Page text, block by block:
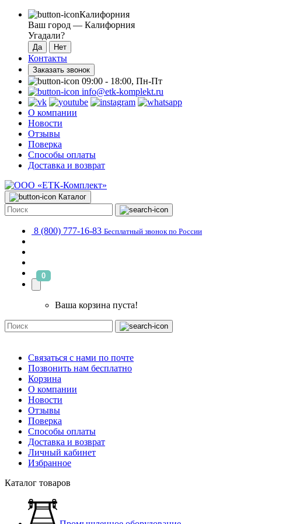
Калифорния
Ваш город — Калифорния
Угадали?
Контакты
Заказать звонок
09:00 - 18:00, Пн-Пт
info@etk-komplekt.ru
О компании
Новости
Отзывы
Поверка
Способы оплаты
Доставка и возврат
Каталог
8 (800) 777-16-83 Бесплатный звонок по России
0
Ваша корзина пуста!
Связаться с нами по почте
Позвонить нам бесплатно
Корзина
О компании
Новости
Отзывы
Поверка
Способы оплаты
Доставка и возврат
Личный кабинет
Избранное
Каталог товаров